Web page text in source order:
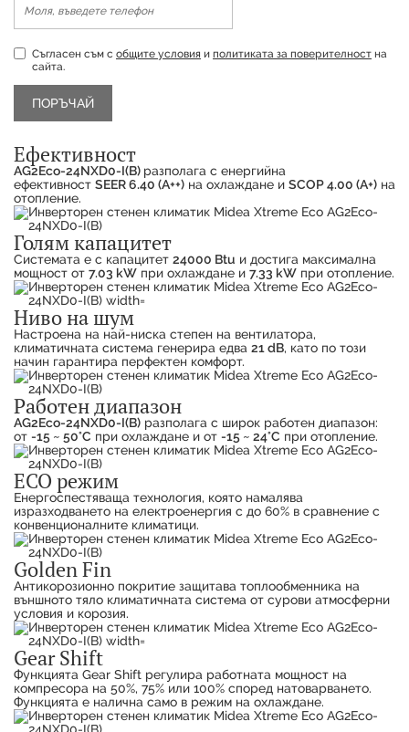
Продуктът е успешно добавен в количката
Съгласен съм с общите условия и политиката за поверителност на
сайта.
Ефективност
AG2Eco-24NXD0-I(B) разполага с енергийна
ефективност SEER 6.40 (А++) на охлаждане и SCOP 4.00 (А+) на
отопление.
Голям капацитет
Системата е с капацитет 24000 Btu и достига максимална
мощност от 7.03 kW при охлаждане и 7.33 kW при отопление.
Ниво на шум
Настроена на най-ниска степен на вентилатора,
климатичната система генерира едва 21 dB, като по този
начин гарантира перфектен комфорт.
Работен диапазон
AG2Eco-24NXD0-I(B) разполага с широк работен диапазон:
от -15 ~ 50°C при охлаждане и от -15 ~ 24°C при отопление.
ECO режим
Енергоспестяваща технология, която намалява
изразходването на електроенергия с до 60% в сравнение с
конвенционалните климатици.
Golden Fin
Антикорозионно покритие защитава топлообменника на
външното тяло климатичната система от сурови атмосферни
условия и корозия.
Gear Shift
Функцията Gear Shift регулира работната мощност на
компресора на 50%, 75% или 100% според натоварването.
Функцията е налична само в режим на охлаждане.